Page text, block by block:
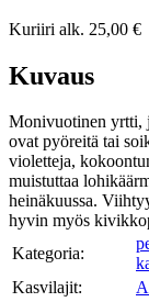
Kuriiri alk. 25,00 €
Kuvaus
Monivuotinen yrtti,
ovat pyöreitä tai
violetteja,
muistuttaa
heinäkuussa.
hyvin myös
Kategoria:
Kasvilajit: